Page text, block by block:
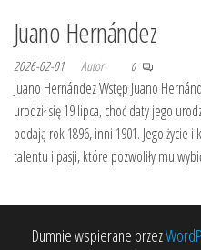
Juano Hernández
2026-02-01 Autor 0
Juano Hernández Wstęp Juano
urodził się 19 lipca, choć daty jego
podają rok 1896, inni 1901. Jego życie i
talentu i pasji, które pozwoliły mu
Dumnie wspierane przez